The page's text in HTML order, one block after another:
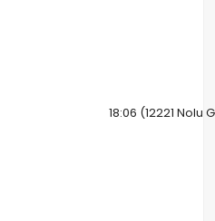
18:06 (12221